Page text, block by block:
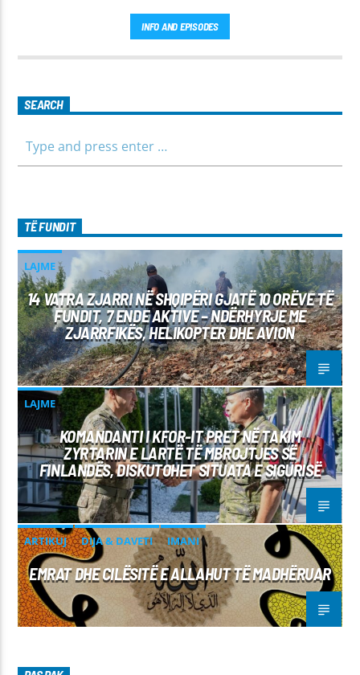
publiku një formë komunikimi të hapur, të qetë dhe shumë
përmbajtësore
INFO AND EPISODES
SEARCH
TË FUNDIT
LAJME
14 VATRA ZJARRI NË SHQIPËRI GJATË 10 ORËVE TË
FUNDIT, 7 ENDE AKTIVE – NDËRHYRJE ME
ZJARRFIKËS, HELIKOPTER DHE AVION
LAJME
KOMANDANTI I KFOR-IT PRET NË TAKIM
ZYRTARIN E LARTË TË MBROJTJES SË
FINLANDËS, DISKUTOHET SITUATA E SIGURISË
ARTIKUJ DIJA & DAVETI IMANI
EMRAT DHE CILËSITË E ALLAHUT TË MADHËRUAR